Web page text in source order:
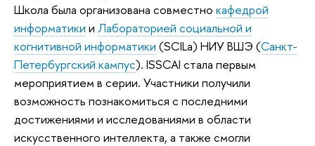
Школа была организована совместно кафедрой
информатики и Лабораторией социальной и
когнитивной информатики (SCILa) НИУ ВШЭ (Санкт-
Петербургский кампус). ISSCAI стала первым
мероприятием в серии. Участники получили
возможность познакомиться с последними
достижениями и исследованиями в области
искусственного интеллекта, а также смогли